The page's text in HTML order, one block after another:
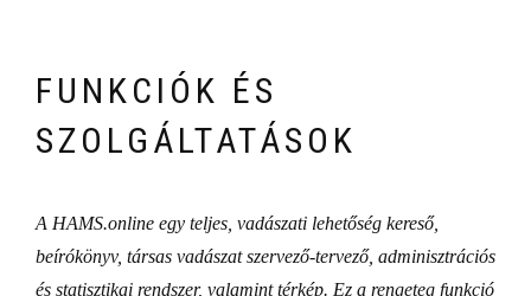
FUNKCIÓK ÉS
SZOLGÁLTATÁSOK
A HAMS.online egy teljes, vadászati lehetőség kereső,
beírókönyv, társas vadászat szervező-tervező, adminisztrációs
és statisztikai rendszer, valamint térkép. Ez a rengeteg funkció